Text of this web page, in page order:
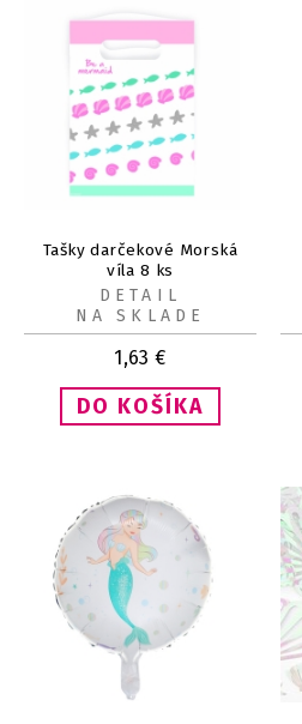
Tašky darčekové Morská
víla 8 ks
1,63 €
DETAIL
NA SKLADE